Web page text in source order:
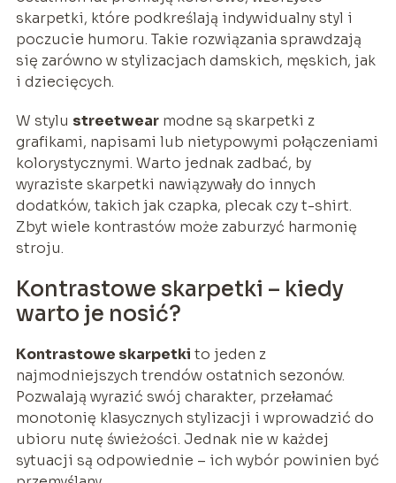
skarpetki, które podkreślają indywidualny styl i
poczucie humoru. Takie rozwiązania sprawdzają
się zarówno w stylizacjach damskich, męskich, jak
i dziecięcych.
W stylu streetwearmodne są skarpetki z
grafikami, napisami lub nietypowymi połączeniami
kolorystycznymi. Warto jednak zadbać, by
wyraziste skarpetki nawiązywały do innych
dodatków, takich jak czapka, plecak czy t-shirt.
Zbyt wiele kontrastów może zaburzyć harmonię
stroju.
Kontrastowe skarpetki – kiedy
warto je nosić?
Kontrastowe skarpetki to jeden z
najmodniejszych trendów ostatnich sezonów.
Pozwalają wyrazić swój charakter, przełamać
monotonię klasycznych stylizacji i wprowadzić do
ubioru nutę świeżości. Jednak nie w każdej
sytuacji są odpowiednie – ich wybór powinien być